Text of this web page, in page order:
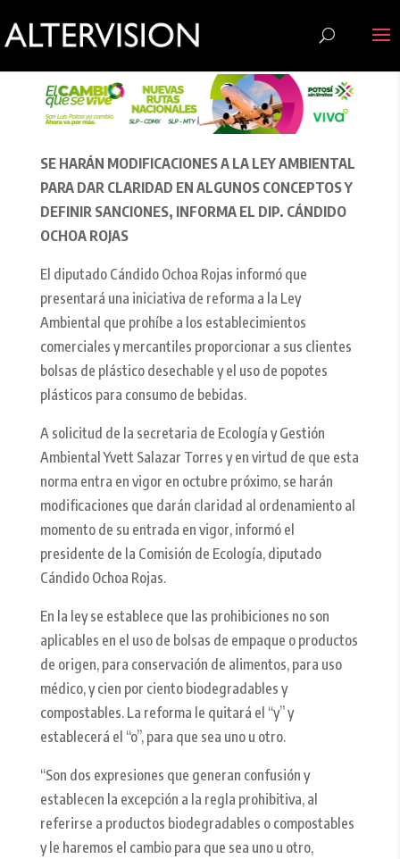
SE HARÁN MODIFICACIONES A LA LEY AMBIENTAL
PARA DAR CLARIDAD EN ALGUNOS CONCEPTOS Y
DEFINIR SANCIONES, INFORMA EL DIP. CÁNDIDO
OCHOA ROJAS
El diputado Cándido Ochoa Rojas informó que
presentará una iniciativa de reforma a la Ley
Ambiental que prohíbe a los establecimientos
comerciales y mercantiles proporcionar a sus clientes
bolsas de plástico desechable y el uso de popotes
plásticos para consumo de bebidas.
A solicitud de la secretaria de Ecología y Gestión
Ambiental Yvett Salazar Torres y en virtud de que esta
norma entra en vigor en octubre próximo, se harán
modificaciones que darán claridad al ordenamiento al
momento de su entrada en vigor, informó el
presidente de la Comisión de Ecología, diputado
Cándido Ochoa Rojas.
En la ley se establece que las prohibiciones no son
aplicables en el uso de bolsas de empaque o productos
de origen, para conservación de alimentos, para uso
médico, y cien por ciento biodegradables y
compostables. La reforma le quitará el “y” y
establecerá el “o”, para que sea uno u otro.
“Son dos expresiones que generan confusión y
establecen la excepción a la regla prohibitiva, al
referirse a productos biodegradables o compostables
y le haremos el cambio para que sea uno u otro,